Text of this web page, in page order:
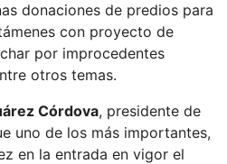
donaciones de predios para
con proyecto de
por improcedentes
otros temas.
Córdova, presidente de
uno de los más importantes,
en la entrada en vigor el